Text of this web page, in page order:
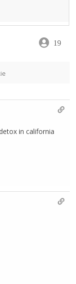
19
detox in california